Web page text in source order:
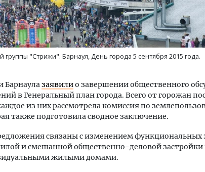
"Стрижи". Барнаул, День города 5 сентября 2015 года.
Барнаулазаявилио завершении общественного
в Генеральный план города. Всего от горожан
из них рассмотрела комиссия по
также подготовила сводное заключение.
связаны с изменением функциональных
и смешанной общественно-деловой застройки
жилыми домами.
код начинается с
крупноформатными
новым
благоустройства
Смелость архитектурных
Генеральный директор
ЗИАС — об эстетике
трендах в фасадах и